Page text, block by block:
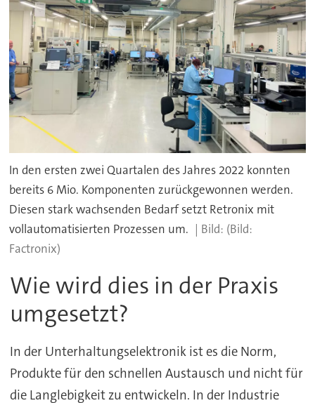
In den ersten zwei Quartalen des Jahres 2022 konnten
bereits 6 Mio. Komponenten zurückgewonnen werden.
Diesen stark wachsenden Bedarf setzt Retronix mit
vollautomatisierten Prozessen um.
(Bild:
Factronix)
Wie wird dies in der Praxis
umgesetzt?
In der Unterhaltungselektronik ist es die Norm,
Produkte für den schnellen Austausch und nicht für
die Langlebigkeit zu entwickeln. In der Industrie